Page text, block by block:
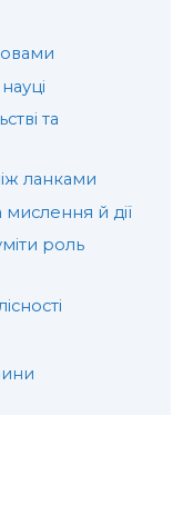
та
ланками
й дії
роль